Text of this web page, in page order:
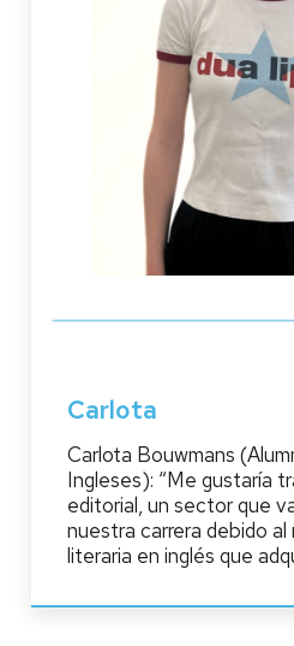
Carlota
Carlota Bouwmans
Ingleses): “Me gustaría
editorial, un sector que
nuestra carrera debido
literaria en inglés que